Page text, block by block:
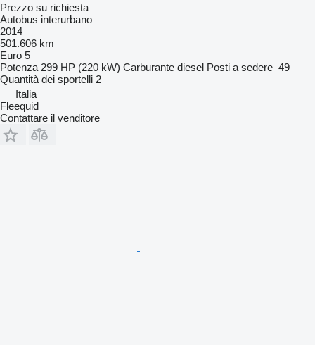
Prezzo su richiesta
Autobus interurbano
2014
501.606 km
Euro 5
Potenza 299 HP (220 kW) Carburante diesel Posti a sedere 49
Quantità dei sportelli 2
Italia
Fleequid
Contattare il venditore